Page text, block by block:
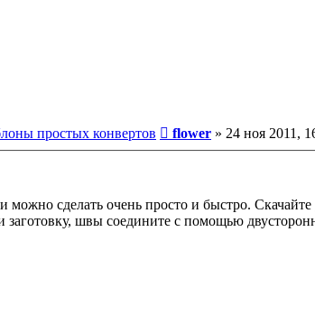
простых конвертов Сообщение
flower » 24 ноя 2011,
сделать очень просто и быстро.
швы соедините с помощью